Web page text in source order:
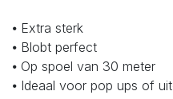
⦁ Extra sterk
⦁ Blobt perfect
⦁ Op spoel van 30 meter
⦁ Ideaal voor pop ups of